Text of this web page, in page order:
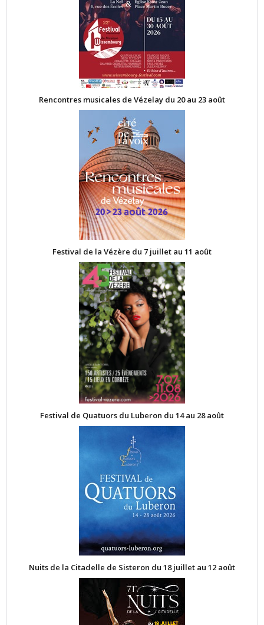
Rencontres musicales de Vézelay du 20 au 23 août
Festival de la Vézère du 7 juillet au 11 août
Festival de Quatuors du Luberon du 14 au 28 août
Nuits de la Citadelle de Sisteron du 18 juillet au 12 août